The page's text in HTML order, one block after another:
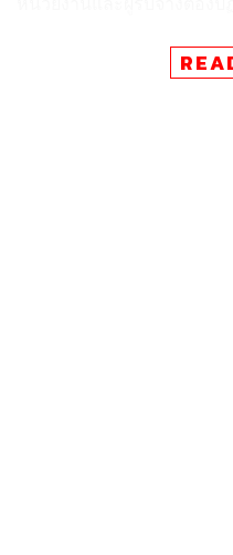
การทำงานใน
เสี่ยง ต้องดำเนินการ